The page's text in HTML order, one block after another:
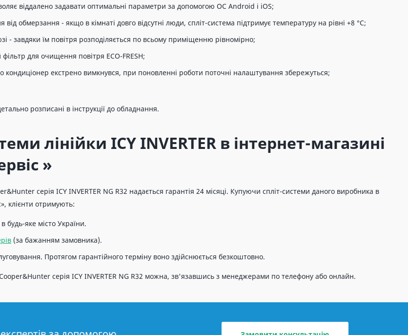
віддалено задавати оптимальні параметри за допомогою ОС Android і iOS;
обмерзання - якщо в кімнаті довго відсутні люди, спліт-система підтримує температуру на рівні +8 °C;
- завдяки їм повітря розподіляється по всьому приміщенню рівномірно;
для очищення повітря ЕСО-FRESH;
кондиціонер екстрено вимкнувся, при поновленні роботи поточні налаштування збережуться;
розписані в інструкції до обладнання.
лінійки ICY INVERTER в інтернет-магазині
»
серія ICY INVERTER NG R32 надається гарантія 24 місяці. Купуючи спліт-системи даного виробника в
клієнти отримують:
будь-яке місто України.
(за бажанням замовника).
Протягом гарантійного терміну воно здійснюється безкоштовно.
серія ICY INVERTER NG R32 можна, зв'язавшись з менеджерами по телефону або онлайн.